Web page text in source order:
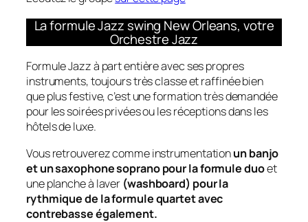
La formule Jazz swing New Orleans, votre
Orchestre Jazz
Formule Jazz à part entière avec ses propres
instruments, toujours très classe et raffinée bien
que plus festive, c’est une formation très demandée
pour les soirées privées ou les réceptions dans les
hôtels de luxe.
Vous retrouverez comme instrumentationun banjo
et un saxophone soprano pour la formule duoet
une planche à laver (washboard) pour la
rythmique de la formule quartet avec
contrebasse également.